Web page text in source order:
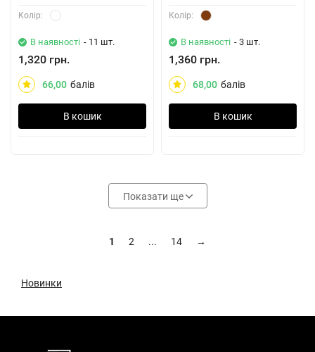
Колiр:
В наявності - 11 шт.
1,320 грн.
66,00 балів
В кошик
Колiр:
В наявності - 3 шт.
1,360 грн.
68,00 балів
В кошик
Показати ще
1 2 ... 14 →
Новинки